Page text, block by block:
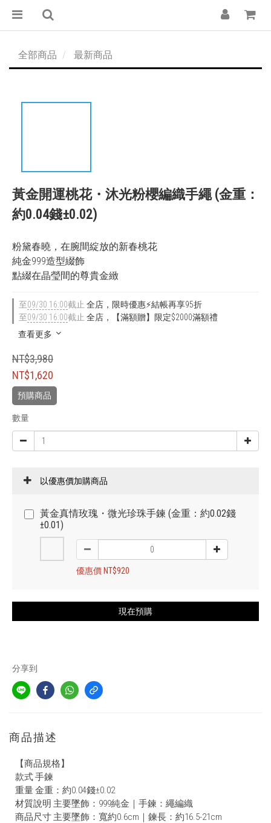
全部商品 最新商品
黃金開運桃花・沐光粉櫻編織手繩 (金重：
約0.04錢±0.02)
粉黛春曉，在腕間綻放的新春桃花
純金999造型綴飾
點綴在晶瑩間的尊貴金緻
至09/30 16:00截止 全店，限時優惠⚡結帳再享95折
至09/30 16:00截止 全店，【滿額贈】限定$2000滿額禮
查看更多
NT$3,980
NT$1,620
預購商品
數量
以優惠價加購商品
黃金真情玫瑰・微光珍珠手鍊 (金重：約0.02錢
±0.01)
優惠價 NT$920
現在預購
分享到
商品描述
【商品規格】
款式 手鍊
重量 金重：約0.04錢±0.02
材質說明 主要墜飾：999純金｜手鍊：繩編織
商品尺寸 主要墜飾：寬約0.6cm｜鍊長：約16.5-21cm